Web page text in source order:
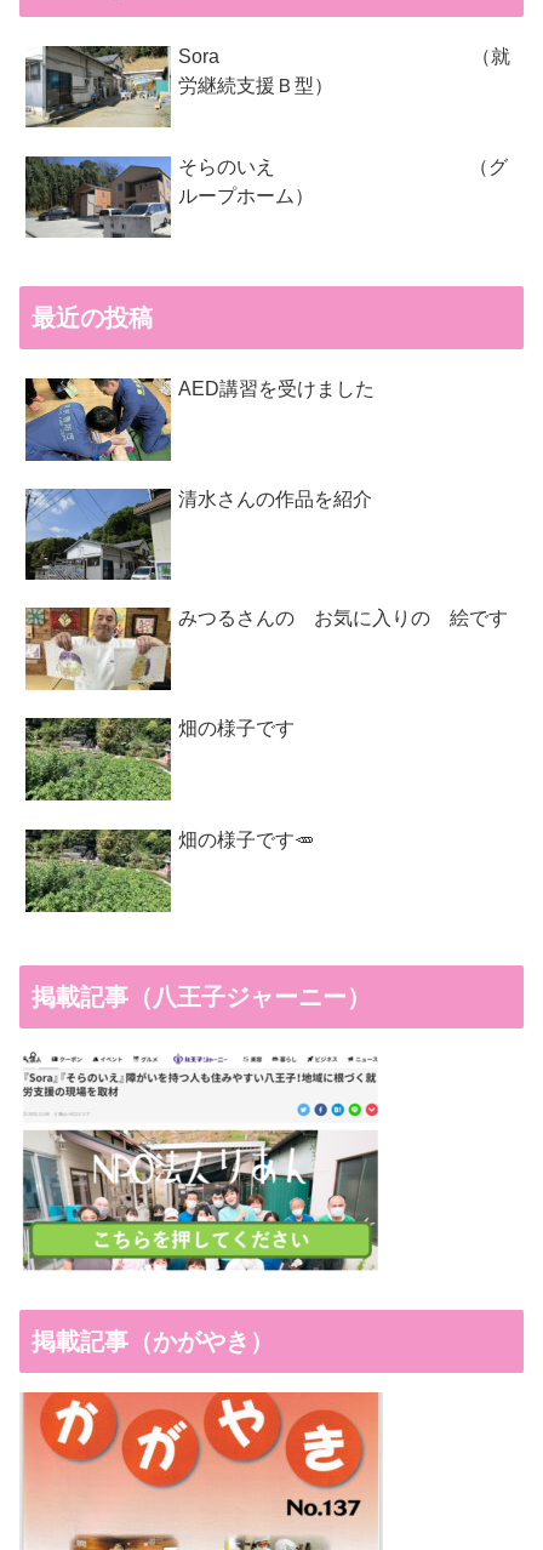
Sora （就
労継続支援Ｂ型）
そらのいえ （グ
ループホーム）
最近の投稿
AED講習を受けました
清水さんの作品を紹介
みつるさんの お気に入りの 絵です
畑の様子です
畑の様子です🥕
掲載記事（八王子ジャーニー）
掲載記事（かがやき）